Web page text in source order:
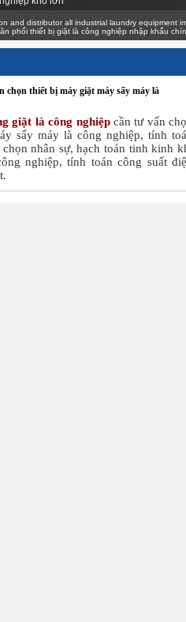
distributor all industrial laundry equipment
thiết bị giặt là công nghiệp nhập khẩu chính
chọn thiết bị máy giặt máy sấy máy là
giặt là công nghiệpcần tư vấn
sấy máy là công nghiệp, tính
nhân sự, hạch toán tinh kinh
nghiệp, tính toán công suất